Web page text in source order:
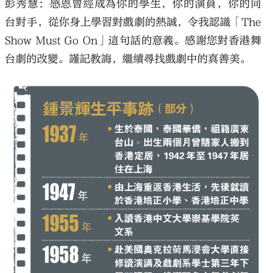
彭秀慧：感恩曾經成為你的學生，你的演員，你的同
台對手，從你身上學習對戲劇的熱誠，令我認識「The
Show Must Go On」這句話的意義。感謝您對香港舞
台劇的改變。謹記教誨，繼續尋找戲劇中的真善美。